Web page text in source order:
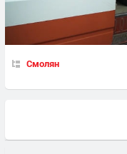
Смолян